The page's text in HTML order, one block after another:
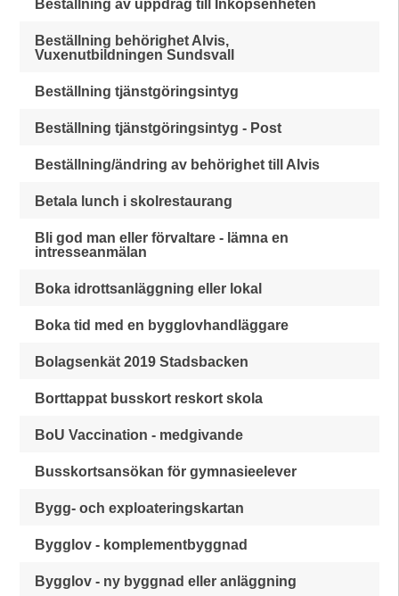
Beställning av uppdrag till Inköpsenheten
Beställning behörighet Alvis,
Vuxenutbildningen Sundsvall
Beställning tjänstgöringsintyg
Beställning tjänstgöringsintyg - Post
Beställning/ändring av behörighet till Alvis
Betala lunch i skolrestaurang
Bli god man eller förvaltare - lämna en
intresseanmälan
Boka idrottsanläggning eller lokal
Boka tid med en bygglovhandläggare
Bolagsenkät 2019 Stadsbacken
Borttappat busskort reskort skola
BoU Vaccination - medgivande
Busskortsansökan för gymnasieelever
Bygg- och exploateringskartan
Bygglov - komplementbyggnad
Bygglov - ny byggnad eller anläggning